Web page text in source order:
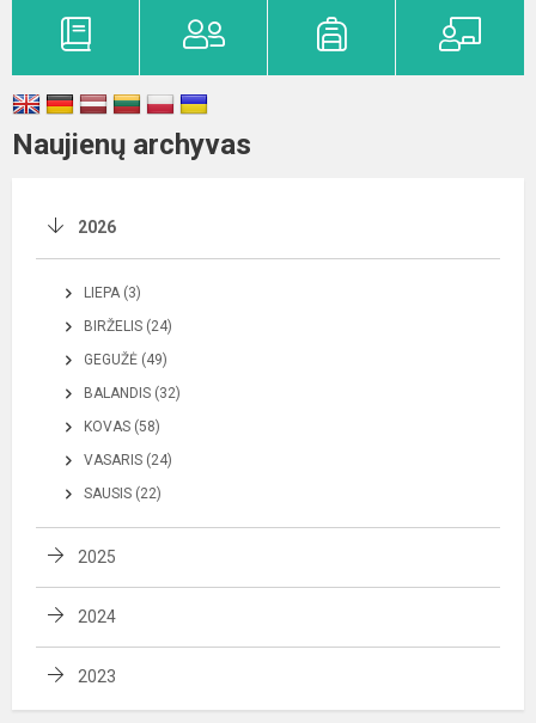
Naujienų archyvas
2026
LIEPA (3)
BIRŽELIS (24)
GEGUŽĖ (49)
BALANDIS (32)
KOVAS (58)
VASARIS (24)
SAUSIS (22)
2025
2024
2023